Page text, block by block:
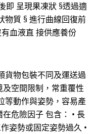
即 呈現果凍狀 §透過適
物質 § 進行曲線回復前
血液直 接供應養份
貨物包裝不同及運送過
空間限制，常重覆性
等動作與姿勢，容易產
危險因子 包含： • 長
姿勢或固定姿勢過久 •